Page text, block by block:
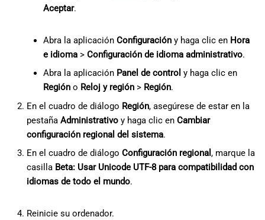
Aceptar.
Abra la aplicación Configuracióny haga clic en Hora
e idioma> Configuración de idioma administrativo.
Abra la aplicación Panel de control y haga clic en
Regióno Reloj y región> Región.
En el cuadro de diálogo Región, asegúrese de estar en la
pestaña Administrativoy haga clic en Cambiar
configuración regional del sistema.
En el cuadro de diálogo Configuración regional , marque la
casilla Beta: Usar Unicode UTF-8 para compatibilidad con
idiomas de todo el mundo.
Reinicie su ordenador.